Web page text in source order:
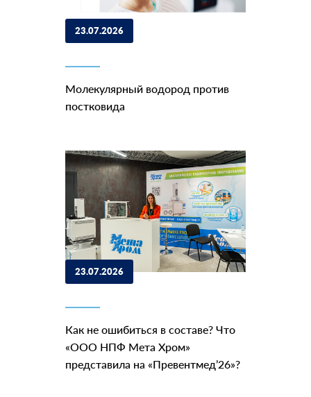
23.07.2026
Молекулярный водород против
постковида
23.07.2026
Как не ошибиться в составе? Что
«ООО НПФ Мета Хром»
представила на «Превентмед’26»?